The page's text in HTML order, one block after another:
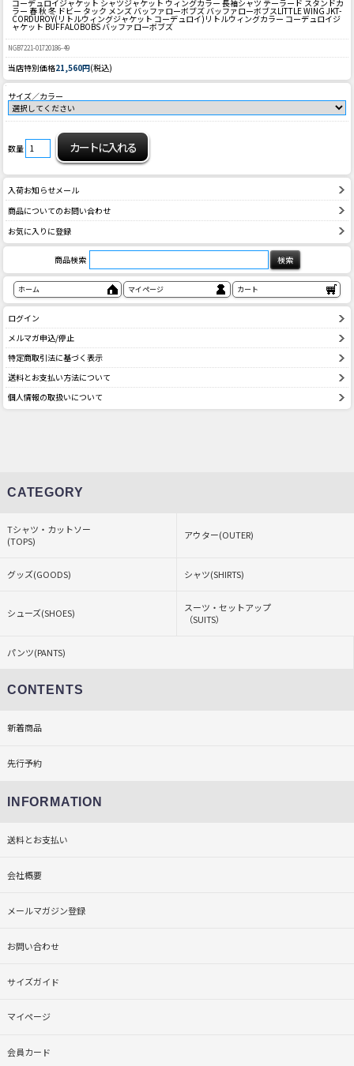
コーデュロイジャケット シャツジャケット ウィングカラー 長袖シャツ テーラード スタンドカ
ラー 春 秋 冬 ドビー タック メンズ バッファローボブズ バッファローボブスLITTLE WING JKT-
CORDUROY(リトルウィングジャケット コーデュロイ)リトルウィングカラー コーデュロイジ
ャケット BUFFALOBOBS バッファローボブズ
NGB7221-01720186-49
当店特別価格21,560円(税込)
サイズ／カラー
数量
入荷お知らせメール
商品についてのお問い合わせ
お気に入りに登録
商品検索
ホーム マイページ カート
ログイン
メルマガ申込/停止
特定商取引法に基づく表示
送料とお支払い方法について
個人情報の取扱いについて
CATEGORY
Tシャツ・カットソー
(TOPS)
アウター(OUTER)
グッズ(GOODS) シャツ(SHIRTS)
シューズ(SHOES)
スーツ・セットアップ
（SUITS）
パンツ(PANTS)
CONTENTS
新着商品
先行予約
INFORMATION
送料とお支払い
会社概要
メールマガジン登録
お問い合わせ
サイズガイド
マイページ
会員カード